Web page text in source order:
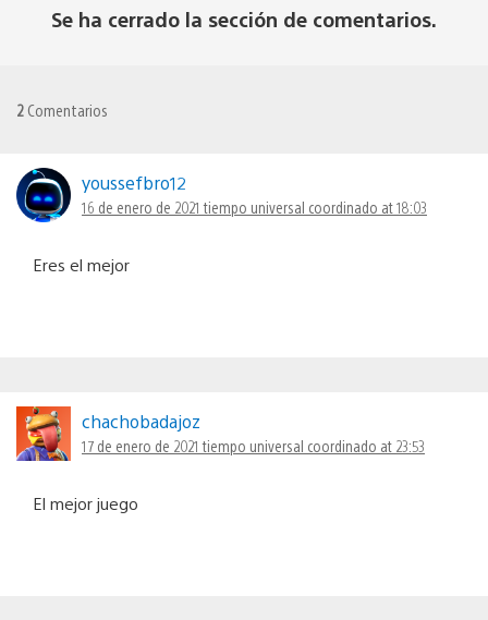
Se ha cerrado la sección de comentarios.
2 Comentarios
youssefbro12
16 de enero de 2021 tiempo universal coordinado at 18:03
Eres el mejor
chachobadajoz
17 de enero de 2021 tiempo universal coordinado at 23:53
El mejor juego